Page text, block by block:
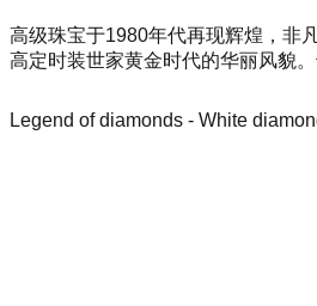
高级珠宝于1980年代再现辉煌，非
高定时装世家黄金时代的华丽风貌
Legend of diamonds - White